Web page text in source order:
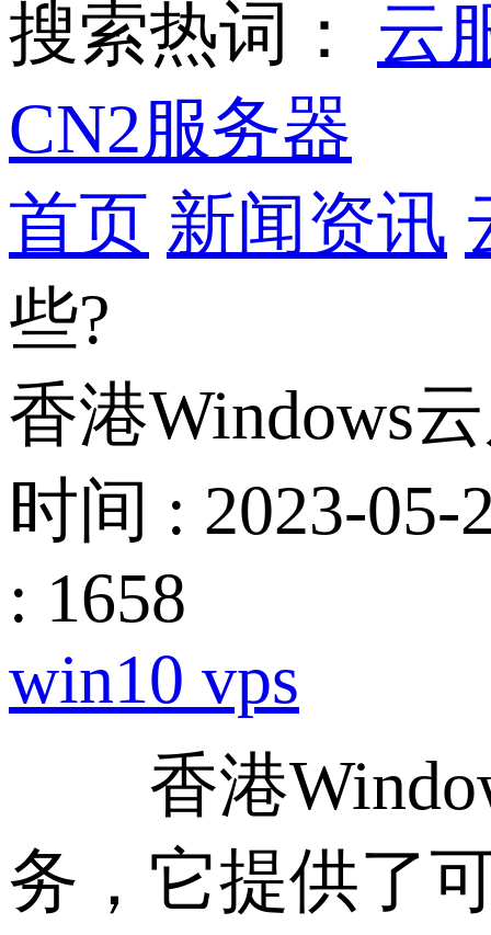
搜索热词： 云
CN2服务器
首页 新闻资讯
些?
香港Windows
时间 : 2023-05-
: 1658
win10 vps
香港
务，它提供了